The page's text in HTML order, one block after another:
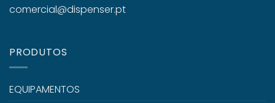
comercial@dispenser.pt
PRODUTOS
EQUIPAMENTOS